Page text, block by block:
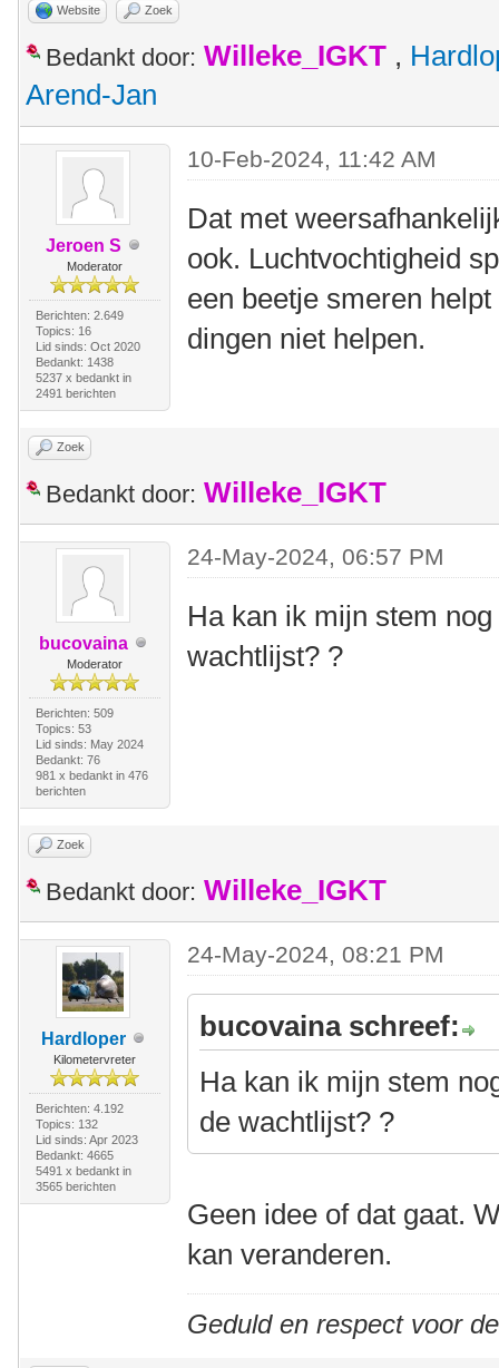
Website Zoek
Bedankt door: Willeke_IGKT ,
Arend-Jan
Jeroen S
Moderator
Berichten: 2.649
Topics: 16
Lid sinds: Oct 2020
Bedankt: 1438
5237 x bedankt in
2491 berichten
10-Feb-2024, 11:42 AM
Dat met
ook. Luchtvochtigheid
een beetje smeren
dingen niet helpen.
Zoek
Bedankt door: Willeke_IGKT
bucovaina
Moderator
Berichten: 509
Topics: 53
Lid sinds: May 2024
Bedankt: 76
981 x bedankt in 476
berichten
24-May-2024, 06:57 PM
Ha kan ik mijn stem
wachtlijst? ?
Zoek
Bedankt door: Willeke_IGKT
Hardloper
Kilometervreter
Berichten: 4.192
Topics: 132
Lid sinds: Apr 2023
Bedankt: 4665
5491 x bedankt in
3565 berichten
24-May-2024, 08:21 PM
bucovaina schreef:
Ha kan ik mijn stem
de wachtlijst? ?
Geen idee of dat gaat.
kan veranderen.
Geduld en respect voor